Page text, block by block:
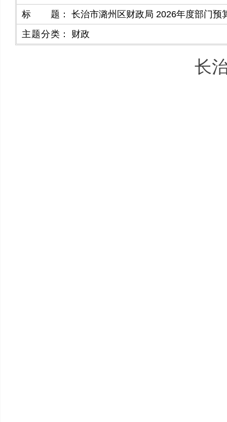
标题 ：
长治市潞州区财政局 2026年度部门预
主题分类 ： 财政
长